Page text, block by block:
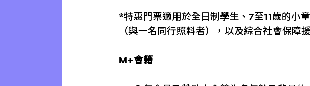
*特惠門票適用於全日制學生、7至11歲的小
（與一名同行照料者），以及綜合社會保障
M+會籍